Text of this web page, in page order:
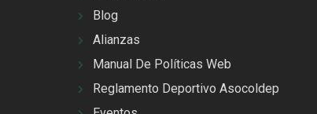
Blog
Alianzas
Manual De Políticas Web
Reglamento Deportivo Asocoldep